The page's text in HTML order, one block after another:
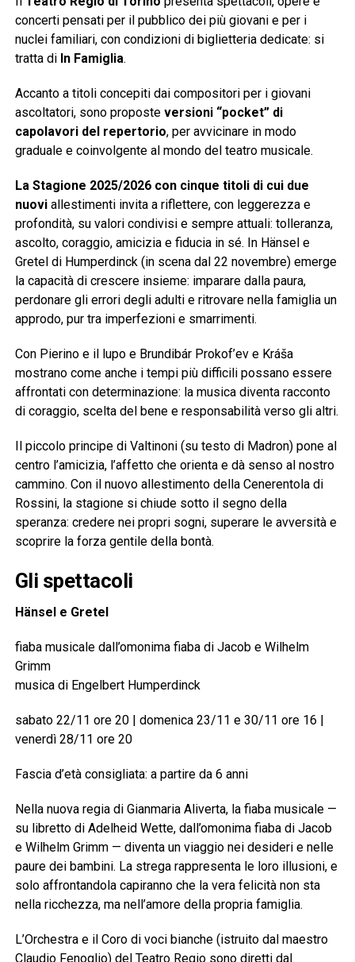
concerti pensati per il pubblico dei più giovani e per i
nuclei familiari, con condizioni di biglietteria dedicate: si
tratta di In Famiglia.
Accanto a titoli concepiti dai compositori per i giovani
ascoltatori, sono proposte versioni “pocket” di
capolavori del repertorio, per avvicinare in modo
graduale e coinvolgente al mondo del teatro musicale.
La Stagione 2025/2026 con cinque titoli di cui due
nuoviallestimenti invita a riflettere, con leggerezza e
profondità, su valori condivisi e sempre attuali: tolleranza,
ascolto, coraggio, amicizia e fiducia in sé. In Hänsel e
Gretel di Humperdinck (in scena dal 22 novembre) emerge
la capacità di crescere insieme: imparare dalla paura,
perdonare gli errori degli adulti e ritrovare nella famiglia un
approdo, pur tra imperfezioni e smarrimenti.
Con Pierino e il lupo e Brundibár Prokof’ev e Kráša
mostrano come anche i tempi più difficili possano essere
affrontati con determinazione: la musica diventa racconto
di coraggio, scelta del bene e responsabilità verso gli altri.
Il piccolo principe di Valtinoni (su testo di Madron) pone al
centro l’amicizia, l’affetto che orienta e dà senso al nostro
cammino. Con il nuovo allestimento della Cenerentola di
Rossini, la stagione si chiude sotto il segno della
speranza: credere nei propri sogni, superare le avversità e
scoprire la forza gentile della bontà.
Gli spettacoli
Hänsel e Gretel
fiaba musicale dall’omonima fiaba di Jacob e Wilhelm
Grimm
musica di Engelbert Humperdinck
sabato 22/11 ore 20 | domenica 23/11 e 30/11 ore 16 |
venerdì 28/11 ore 20
Fascia d’età consigliata: a partire da 6 anni
Nella nuova regia di Gianmaria Aliverta, la fiaba musicale —
su libretto di Adelheid Wette, dall’omonima fiaba di Jacob
e Wilhelm Grimm — diventa un viaggio nei desideri e nelle
paure dei bambini. La strega rappresenta le loro illusioni, e
solo affrontandola capiranno che la vera felicità non sta
nella ricchezza, ma nell’amore della propria famiglia.
L’Orchestra e il Coro di voci bianche (istruito dal maestro
Claudio Fenoglio) del Teatro Regio sono diretti dal